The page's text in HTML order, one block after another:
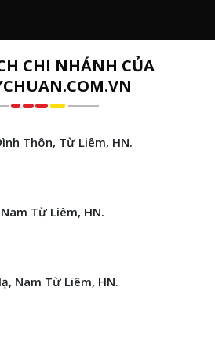
CHI NHÁNH CỦA
Thôn, Từ Liêm, HN.
Từ Liêm, HN.
Nam Từ Liêm, HN.